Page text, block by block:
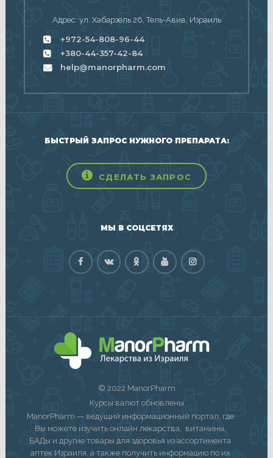
Адрес: ул. Хабарзель 26, Тель-Авив, Израиль
+972-54-808-96-44
+380-44-357-42-84
help@manorpharm.com
БЫСТРЫЙ ЗАПРОС НУЖНОГО ПРЕПАРАТА:
СДЕЛАТЬ ЗАПРОС
МЫ В СОЦСЕТЯХ
© 2022 ManorPharm
Курсы валют обновлены
ManorPharm — ведущий информационный портал, где
Вы можете изучить онлайн лекарства, витамины,
БАДы и другие товары для здоровья из ассортимента
аптек Израиля, а также получить информацию по их